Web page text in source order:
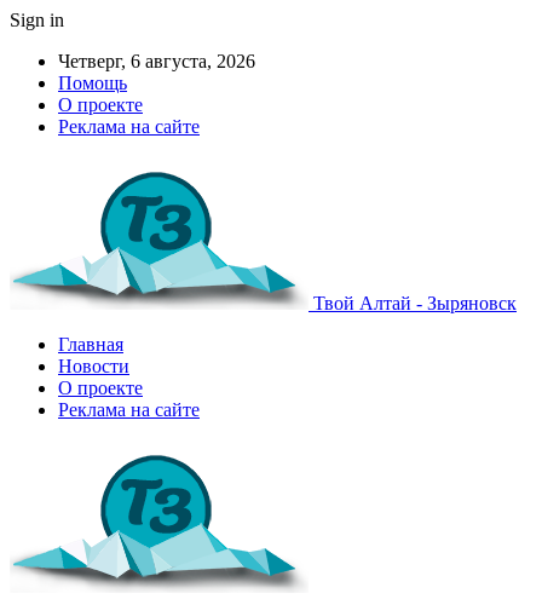
Sign in
Четверг, 6 августа, 2026
Помощь
О проекте
Реклама на сайте
Твой Алтай - Зыряновск
Главная
Новости
О проекте
Реклама на сайте